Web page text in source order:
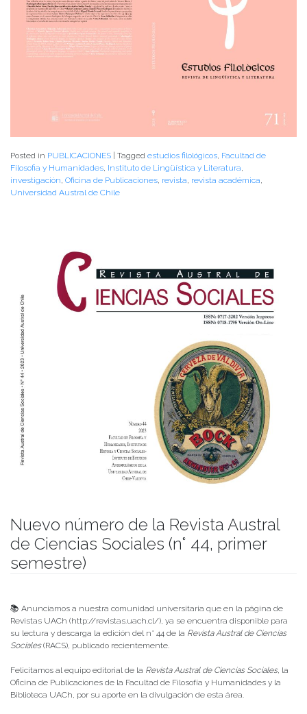
Posted in PUBLICACIONES | Tagged estudios filológicos, Facultad de
Filosofia y Humanidades, Instituto de Lingüística y Literatura,
investigación, Oficina de Publicaciones, revista, revista académica,
Universidad Austral de Chile
Nuevo número de la Revista Austral
de Ciencias Sociales (n° 44, primer
semestre)
📚 Anunciamos a nuestra comunidad universitaria que en la página de
Revistas UACh (http://revistas.uach.cl/), ya se encuentra disponible para
su lectura y descarga la edición del n° 44 de la Revista Austral de Ciencias
Sociales(RACS), publicado recientemente.
Felicitamos al equipo editorial de la Revista Austral de Ciencias Sociales, la
Oficina de Publicaciones de la Facultad de Filosofía y Humanidades y la
Biblioteca UACh, por su aporte en la divulgación de esta área.